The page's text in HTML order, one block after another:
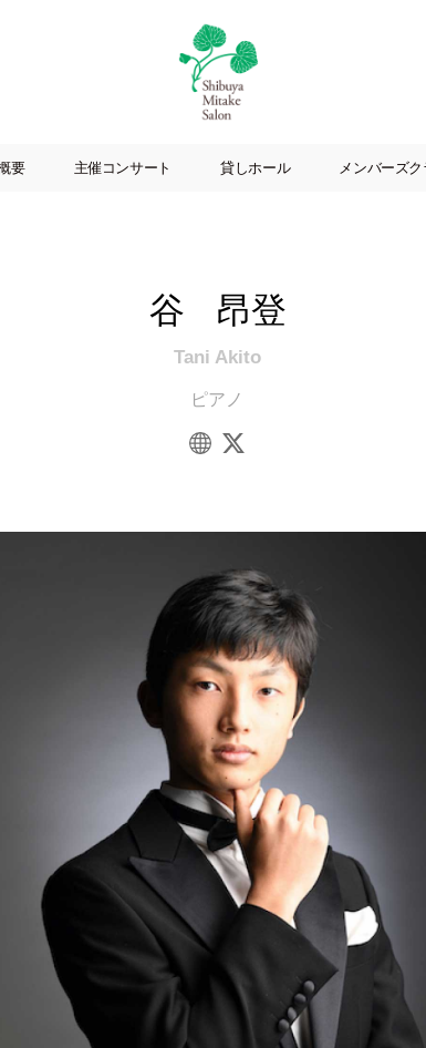
谷
美
|
渋
谷
徒
3
モ
ダ
ン
な
音
楽
サ
ロ
ン
要 主催コンサート 貸しホール メンバーズ
谷 昂登
Tani Akito
ピアノ